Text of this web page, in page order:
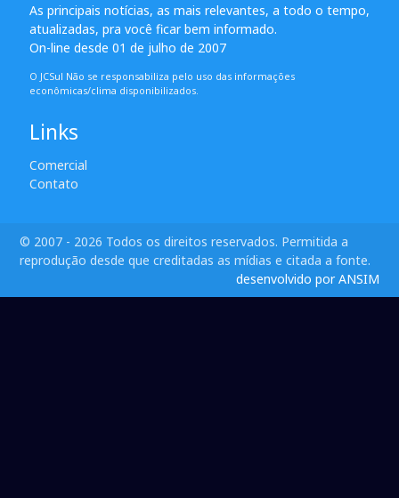
As principais notícias, as mais relevantes, a todo o tempo,
atualizadas, pra você ficar bem informado.
On-line desde 01 de julho de 2007
O JCSul Não se responsabiliza pelo uso das informações
econômicas/clima disponibilizados.
Links
Comercial
Contato
© 2007 - 2026 Todos os direitos reservados. Permitida a
reprodução desde que creditadas as mídias e citada a fonte.
desenvolvido por ANSIM